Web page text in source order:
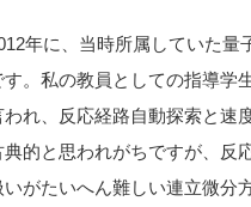
年に、当時所属していた量
。私の教員としての指導学
れ、反応経路自動探索と速
的と思われがちですが、反
がたいへん難しい連立微分